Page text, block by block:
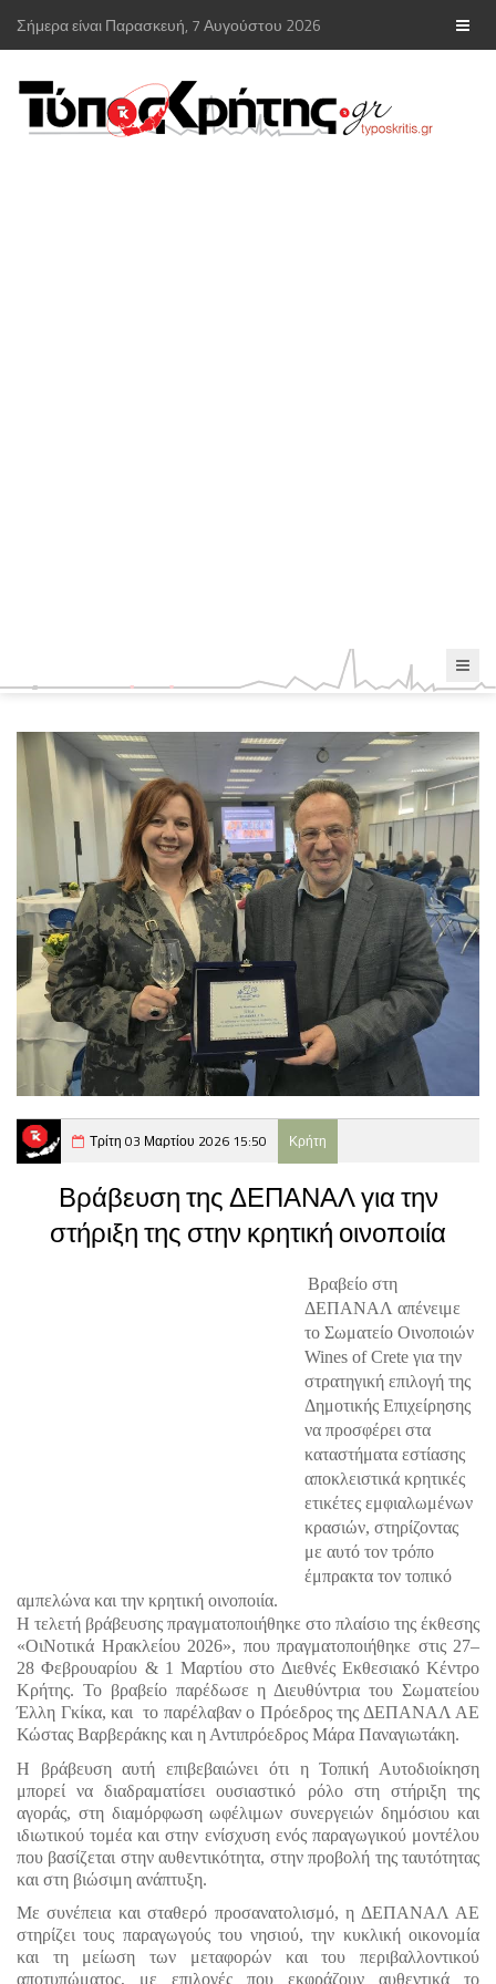
Σήμερα είναι Παρασκευή, 7 Αυγούστου 2026
Τρίτη 03 Μαρτίου 2026 15:50 Κρήτη
Βράβευση της ΔΕΠΑΝΑΛ για την
στήριξη της στην κρητική οινοποιία
Βραβείο στη
ΔΕΠΑΝΑΛ απένειμε
το Σωματείο Οινοποιών
Wines of Crete για την
στρατηγική επιλογή της
Δημοτικής Επιχείρησης
να προσφέρει στα
καταστήματα εστίασης
αποκλειστικά κρητικές
ετικέτες εμφιαλωμένων
κρασιών, στηρίζοντας
με αυτό τον τρόπο
έμπρακτα τον τοπικό
αμπελώνα και την κρητική οινοποιία.
Η τελετή βράβευσης πραγματοποιήθηκε στο πλαίσιο της έκθεσης
«ΟιΝοτικά Ηρακλείου 2026», που πραγματοποιήθηκε στις 27–
28 Φεβρουαρίου & 1 Μαρτίου στο Διεθνές Εκθεσιακό Κέντρο
Κρήτης. Το βραβείο παρέδωσε η Διευθύντρια του Σωματείου
Έλλη Γκίκα, και  το παρέλαβαν ο Πρόεδρος της ΔΕΠΑΝΑΛ ΑΕ
Κώστας Βαρβεράκης και η Αντιπρόεδρος Μάρα Παναγιωτάκη.
Η βράβευση αυτή επιβεβαιώνει ότι η Τοπική Αυτοδιοίκηση
μπορεί να διαδραματίσει ουσιαστικό ρόλο στη στήριξη της
αγοράς, στη διαμόρφωση ωφέλιμων συνεργειών δημόσιου και
ιδιωτικού τομέα και στην ενίσχυση ενός παραγωγικού μοντέλου
που βασίζεται στην αυθεντικότητα, στην προβολή της ταυτότητας
και στη βιώσιμη ανάπτυξη.
Με συνέπεια και σταθερό προσανατολισμό, η ΔΕΠΑΝΑΛ ΑΕ
στηρίζει τους παραγωγούς του νησιού, την κυκλική οικονομία
και τη μείωση των μεταφορών και του περιβαλλοντικού
αποτυπώματος, με επιλογές που εκφράζουν αυθεντικά το